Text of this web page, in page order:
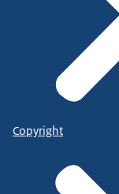
Copyright